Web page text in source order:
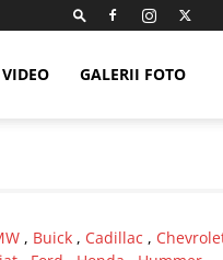
VIDEO GALERII FOTO
, Buick, Cadillac ,